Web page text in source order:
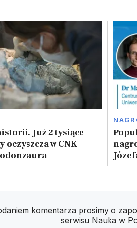
Już 2 tysiące
w CNK
komentarza prosimy o
serwisu Nauka w